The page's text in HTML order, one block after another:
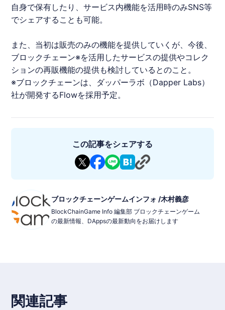
自身で保有したり、サービス内機能を活用時のみSNS等
でシェアすることも可能。
また、当初は販売のみの機能を提供していくが、今後、
ブロックチェーン※を活用したサービスの提供やコレク
ションの再販機能の提供も検討しているとのこと。
※ブロックチェーンは、ダッパーラボ（Dapper Labs）
社が開発するFlowを採用予定。
この記事をシェアする
ブロックチェーンゲームインフォ /木村義彦
BlockChainGame Info 編集部 ブロックチェーンゲーム
の最新情報、DAppsの最新動向をお届けします
関連記事